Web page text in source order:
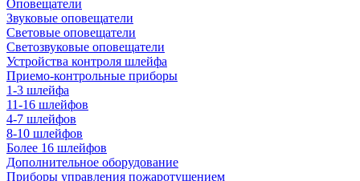
Оповещатели
Звуковые оповещатели
Световые оповещатели
Светозвуковые оповещатели
Устройства контроля шлейфа
Приемо-контрольные приборы
1-3 шлейфа
11-16 шлейфов
4-7 шлейфов
8-10 шлейфов
Более 16 шлейфов
Дополнительное оборудование
Приборы управления пожаротушением